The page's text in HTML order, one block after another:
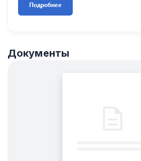
Подробнее
Документы